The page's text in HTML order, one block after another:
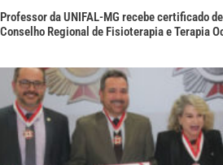
Professor da UNIFAL-MG recebe certificado
Conselho Regional de Fisioterapia e Terapia